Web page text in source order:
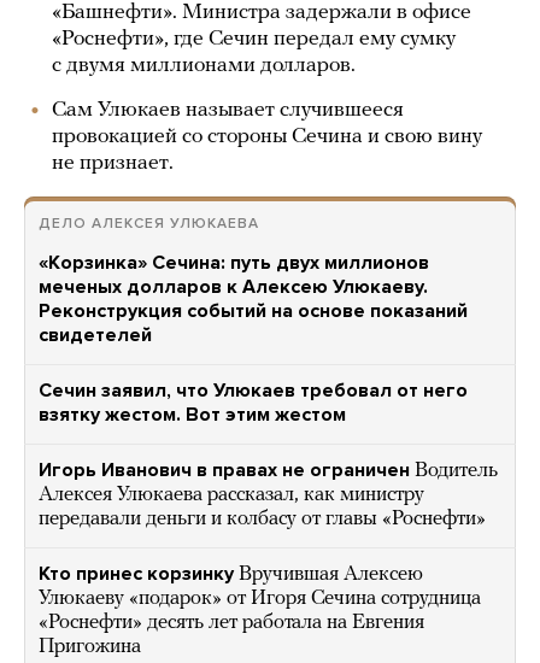
«Башнефти». Министра задержали в офисе
«Роснефти», где Сечин передал ему сумку
с двумя миллионами долларов.
Сам Улюкаев называет случившееся
провокацией со стороны Сечина и свою вину
не признает.
ДЕЛО АЛЕКСЕЯ УЛЮКАЕВА
«Корзинка» Сечина: путь двух миллионов
меченых долларов к Алексею Улюкаеву.
Реконструкция событий на основе показаний
свидетелей
Сечин заявил, что Улюкаев требовал от него
взятку жестом. Вот этим жестом
Игорь Иванович в правах не ограничен Водитель
Алексея Улюкаева рассказал, как министру
передавали деньги и колбасу от главы «Роснефти»
Кто принес корзинку Вручившая Алексею
Улюкаеву «подарок» от Игоря Сечина сотрудница
«Роснефти» десять лет работала на Евгения
Пригожина